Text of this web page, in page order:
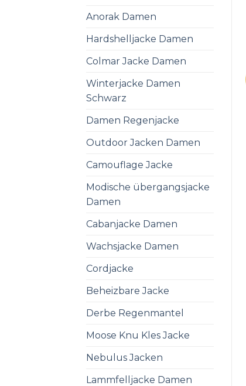
Anorak Damen
Hardshelljacke Damen
Colmar Jacke Damen
Winterjacke Damen
Schwarz
Damen Regenjacke
Outdoor Jacken Damen
Camouflage Jacke
Modische übergangsjacke
Damen
Cabanjacke Damen
Wachsjacke Damen
Cordjacke
Beheizbare Jacke
Derbe Regenmantel
Moose Knu Kles Jacke
Nebulus Jacken
Lammfelljacke Damen